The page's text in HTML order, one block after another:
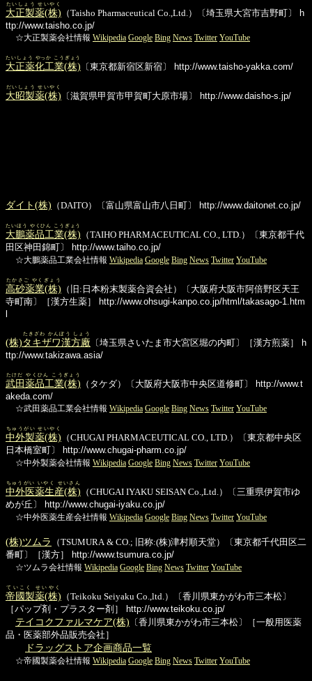
大正製薬(株)
たいしょう せいやく
（Taisho Pharmaceutical Co.,Ltd.）〔埼玉県大宮市吉野町〕
h
ttp://www.taisho.co.jp/
☆大正製薬会社情報 Wikipedia Google Bing News Twitter YouTube
大正薬化工業(株)
たいしょう やっか こうぎょう
〔東京都新宿区新宿〕 http://www.taisho-yakka.com/
大昭製薬(株)
だいしょう せいやく
〔滋賀県甲賀市甲賀町大原市場〕 http://www.daisho-s.jp/
ダイト(株) （DAITO）〔富山県富山市八日町〕 http://www.daitonet.co.jp/
大鵬薬品工業(株)
たいほう やくひん こうぎょう
（TAIHO PHARMACEUTICAL CO., LTD.）〔東京都千代
田区神田錦町〕
http://www.taiho.co.jp/
☆大鵬薬品工業会社情報 Wikipedia Google Bing News Twitter YouTube
高砂薬業(株)
たかさご やくぎょう
（旧:日本粉末製薬合資会社）〔大阪府大阪市阿倍野区天王
寺町南〕［漢方生薬］
http://www.ohsugi-kanpo.co.jp/html/takasago-1.htm
(株)タキザワ漢方廠
たきざわ かんぽう しょう
〔埼玉県さいたま市大宮区堀の内町〕［漢方煎薬］
h
ttp://www.takizawa.asia/
武田薬品工業(株)
たけだ やくひん こうぎょう
（タケダ）〔大阪府大阪市中央区道修町〕
http://www.t
akeda.com/
☆武田薬品工業会社情報 Wikipedia Google Bing News Twitter YouTube
中外製薬(株)
ちゅうがい せいやく
（CHUGAI PHARMACEUTICAL CO., LTD.）〔東京都中央区
日本橋室町〕
http://www.chugai-pharm.co.jp/
☆中外製薬会社情報 Wikipedia Google Bing News Twitter YouTube
中外医薬生産(株)
ちゅうがい いやく せいさん
（CHUGAI IYAKU SEISAN Co.,Ltd.）〔三重県伊賀市ゆ
めが丘〕
http://www.chugai-iyaku.co.jp/
☆中外医薬生産会社情報 Wikipedia Google Bing News Twitter YouTube
(株)ツムラ
（TSUMURA & CO.; 旧称:(株)津村順天堂）〔東京都千代田区二
番町〕［漢方］
http://www.tsumura.co.jp/
☆ツムラ会社情報 Wikipedia Google Bing News Twitter YouTube
帝國製薬(株)
ていこく せいやく
（Teikoku Seiyaku Co.,ltd.）〔香川県東かがわ市三本松〕
［パップ剤・プラスター剤］
http://www.teikoku.co.jp/
テイコクファルマケア(株) 〔香川県東かがわ市三本松〕［一般用医薬
品・医薬部外品販売会社］
ドラッグストア企画商品一覧
☆帝國製薬会社情報 Wikipedia Google Bing News Twitter YouTube